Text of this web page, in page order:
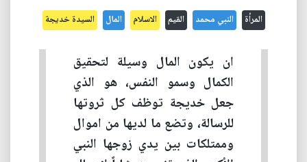
المرأة النبي محمد القيم الاسلام المال السيدة خديجة
ان يكون المال وسيلة لتحقيق
الكمال وسمو النفس، هو الذي
جعل خديجة توظف كل ثروتها
للرسالة، وتضع ما لديها من اموال
وممتلكات بين يدي زوجها النبي